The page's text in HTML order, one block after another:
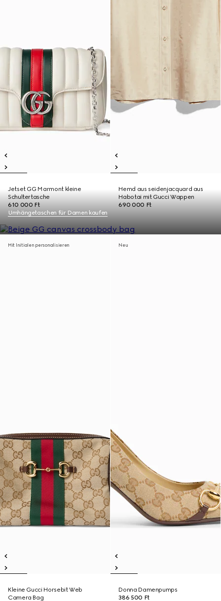
Jetset GG Marmont kleine
Schultertasche
610 000 Ft
Hemd aus seidenjacquard aus
Habotai mit Gucci Wappen
690 000 Ft
Umhängetaschen für Damen kaufen
Mit Initialen personalisieren
Kleine Gucci Horsebit Web
Camera Bag
Neu
Donna Damenpumps
386 500 Ft